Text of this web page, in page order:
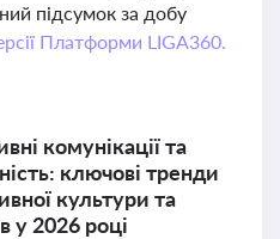
підсумок за добу
Платформи LIGA360.
комунікації та
ключові тренди
культури та
у 2026 році